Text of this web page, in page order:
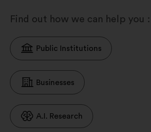
Find out how we can help you :
Public Institutions
Businesses
A.I. Research